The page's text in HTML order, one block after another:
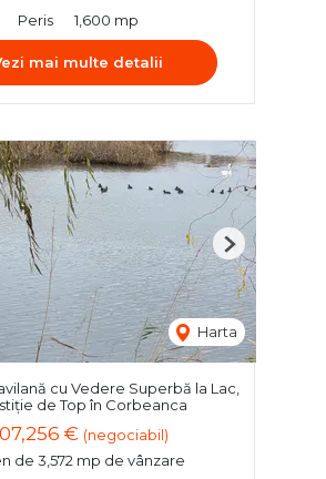
Peris
1,600 mp
mai multe detalii
Harta
Next
cu Vedere Superbă la Lac,
de Top în Corbeanca
€ (negociabil)
de 3,572 mp de vânzare